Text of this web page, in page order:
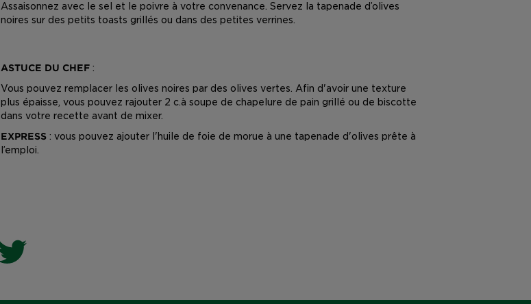
Assaisonnez avec le sel et le poivre à votre convenance. Servez la tapenade d’olives
noires sur des petits toasts grillés ou dans des petites verrines.
ASTUCE DU CHEF :
Vous pouvez remplacer les olives noires par des olives vertes. Afin d'avoir une texture
plus épaisse, vous pouvez rajouter 2 c.à soupe de chapelure de pain grillé ou de biscotte
dans votre recette avant de mixer.
EXPRESS : vous pouvez ajouter l'huile de foie de morue à une tapenade d'olives prête à
l’emploi.